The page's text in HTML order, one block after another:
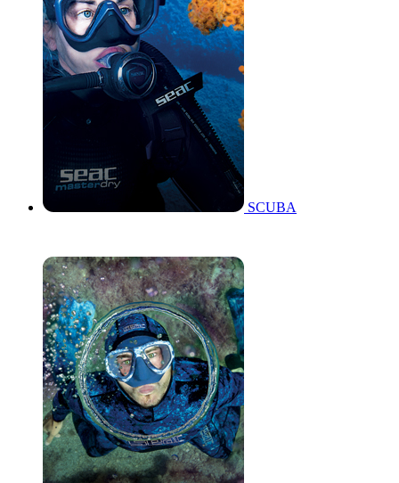
SCUBA